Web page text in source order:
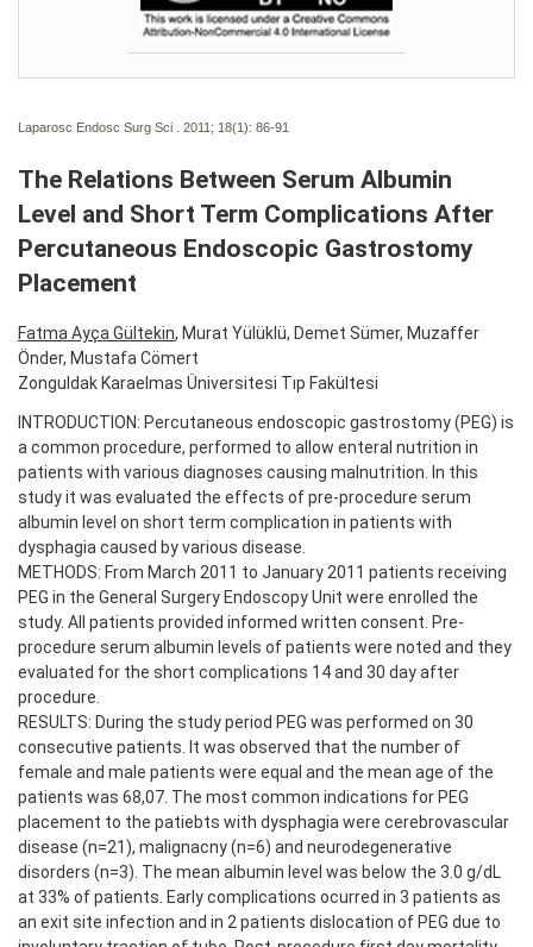
Laparosc Endosc Surg Sci . 2011; 18(1): 86-91
The Relations Between Serum Albumin
Level and Short Term Complications After
Percutaneous Endoscopic Gastrostomy
Placement
Fatma Ayça Gültekin, Murat Yülüklü, Demet Sümer, Muzaffer
Önder, Mustafa Cömert
Zonguldak Karaelmas Üniversitesi Tıp Fakültesi
INTRODUCTION: Percutaneous endoscopic gastrostomy (PEG) is
a common procedure, performed to allow enteral nutrition in
patients with various diagnoses causing malnutrition. In this
study it was evaluated the effects of pre-procedure serum
albumin level on short term complication in patients with
dysphagia caused by various disease.
METHODS: From March 2011 to January 2011 patients receiving
PEG in the General Surgery Endoscopy Unit were enrolled the
study. All patients provided informed written consent. Pre-
procedure serum albumin levels of patients were noted and they
evaluated for the short complications 14 and 30 day after
procedure.
RESULTS: During the study period PEG was performed on 30
consecutive patients. It was observed that the number of
female and male patients were equal and the mean age of the
patients was 68,07. The most common indications for PEG
placement to the patiebts with dysphagia were cerebrovascular
disease (n=21), malignacny (n=6) and neurodegenerative
disorders (n=3). The mean albumin level was below the 3.0 g/dL
at 33% of patients. Early complications ocurred in 3 patients as
an exit site infection and in 2 patients dislocation of PEG due to